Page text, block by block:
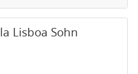
Lisboa Sohn